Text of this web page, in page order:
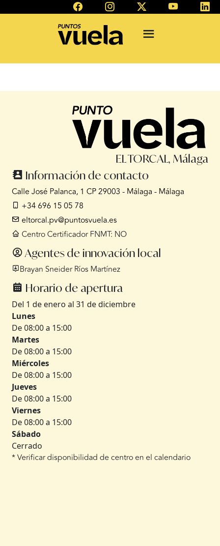
EL TORCAL, Málaga
Información de contacto
Calle José Palanca, 1 CP 29003 - Málaga - Málaga
+34 696 15 05 78
eltorcal.pv@puntosvuela.es
Centro Certificador FNMT: NO
Agentes de innovación local
Brayan Sneider Ríos Martínez
Horario de apertura
Del 1 de enero al 31 de diciembre
Lunes
De 08:00 a 15:00
Martes
De 08:00 a 15:00
Miércoles
De 08:00 a 15:00
Jueves
De 08:00 a 15:00
Viernes
De 08:00 a 15:00
Sábado
Cerrado
* Verificar disponibilidad de centro en el calendario